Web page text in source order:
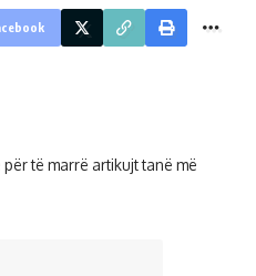
të marrë artikujt tanë më